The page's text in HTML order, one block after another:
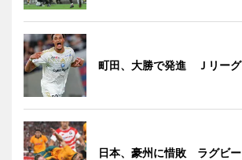
町田、大勝で発進 Ｊリーグ
日本、豪州に惜敗 ラグビー